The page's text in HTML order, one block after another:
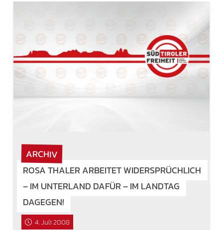
ARCHIV
ROSA THALER ARBEITET WIDERSPRÜCHLICH
– IM UNTERLAND DAFÜR – IM LANDTAG
DAGEGEN!
4. Juli 2008